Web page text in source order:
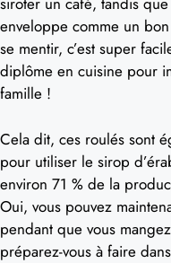
enveloppe comme un
se mentir, c’est super
diplôme en cuisine pour
famille !
Cela dit, ces roulés sont
pour utiliser le sirop
environ 71 % de la
Oui, vous pouvez
pendant que vous
préparez-vous à faire